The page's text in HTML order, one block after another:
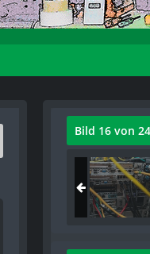
Bild 16 von 24